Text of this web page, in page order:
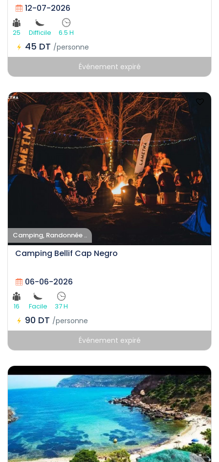
12-07-2026
25 Difficile 6.5 H
45 DT /personne
Événement expiré
Camping, Randonnée ..
Camping Bellif Cap Negro
06-06-2026
16 Facile 37 H
90 DT /personne
Événement expiré